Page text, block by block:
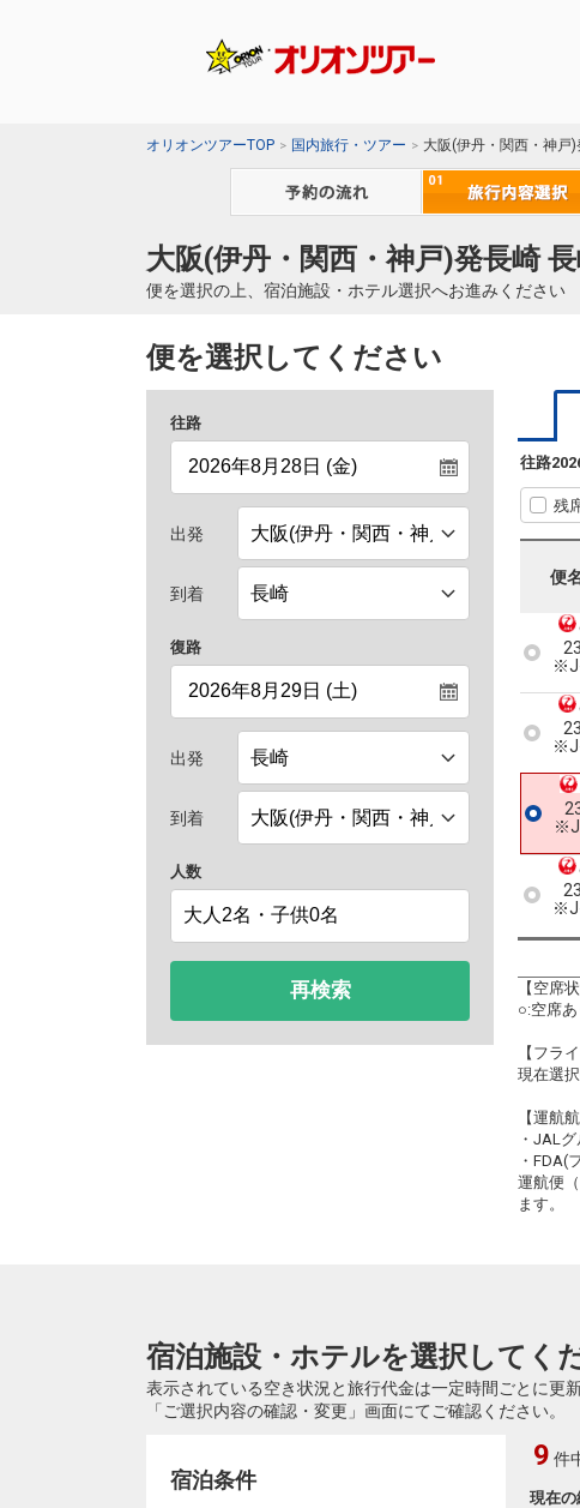
オリオンツアーTOP 国内旅行・ツアー 大阪(伊丹・関西・神戸
大阪(伊丹・関西・神戸)発長崎
便を選択の上、宿泊施設・ホテル選択へお進みください
便を選択してください
往路
出発
到着
復路
出発
到着
人数
再検索
往路
残
便
【空席
○:空席
【フラ
現在選
【運航
・JAL
・FDA(
運航便
ます。
宿泊施設・ホテルを選択してく
表示されている空き状況と旅行代金は一定時間ごとに更
「ご選択内容の確認・変更」画面にてご確認ください。
宿泊条件
現在の
9 件